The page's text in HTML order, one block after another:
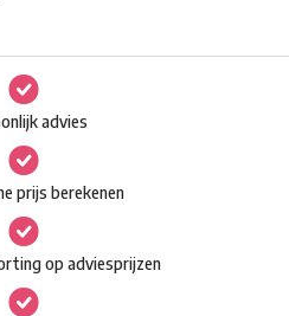
Deze
optie
kan
gekozen
worden
op
de
productpagina
advies
prijs berekenen
op adviesprijzen